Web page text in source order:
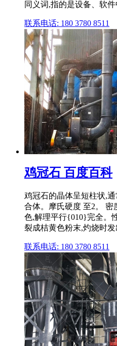
同义词,指的是设备、软
联系电话: 180 3780 8511
鸡冠石 百度百科
鸡冠石的晶体呈短柱状,
合体。摩氏硬度 至2。 密
色,解理平行{010}完全。
裂成桔黄色粉末,灼烧时发
联系电话: 180 3780 8511